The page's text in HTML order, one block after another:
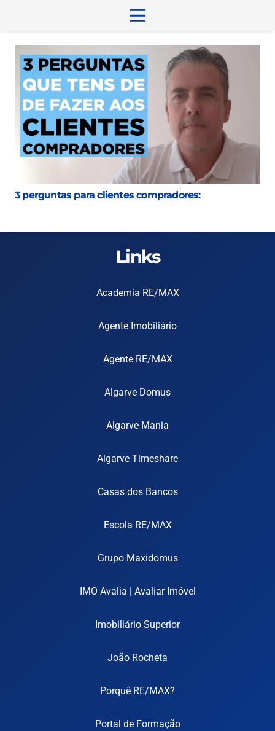
3 perguntas para clientes compradores:
Links
Academia RE/MAX
Agente Imobiliário
Agente RE/MAX
Algarve Domus
Algarve Mania
Algarve Timeshare
Casas dos Bancos
Escola RE/MAX
Grupo Maxidomus
IMO Avalia | Avaliar Imóvel
Imobiliário Superior
João Rocheta
Porquê RE/MAX?
Portal de Formação